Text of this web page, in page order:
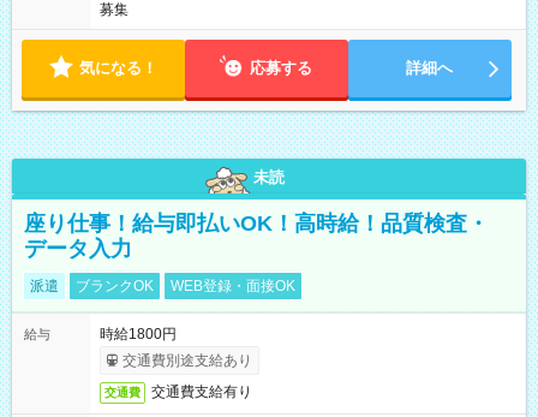
募集
気になる！ 応募する 詳細へ
未読
座り仕事！給与即払いOK！高時給！品質検査・
データ入力
派遣 ブランクOK WEB登録・面接OK
給与
時給1800円
交通費別途支給あり
交通費 交通費支給有り